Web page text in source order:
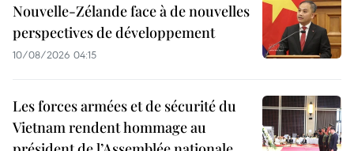
Nouvelle-Zélande face à de nouvelles
perspectives de développement
10/08/2026 04:15
Les forces armées et de sécurité du
Vietnam rendent hommage au